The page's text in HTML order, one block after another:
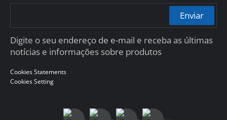
Enviar
Digite o seu endereço de e-mail e receba as últimas
notícias e informações sobre produtos
Cookies Statements
Cookies Setting